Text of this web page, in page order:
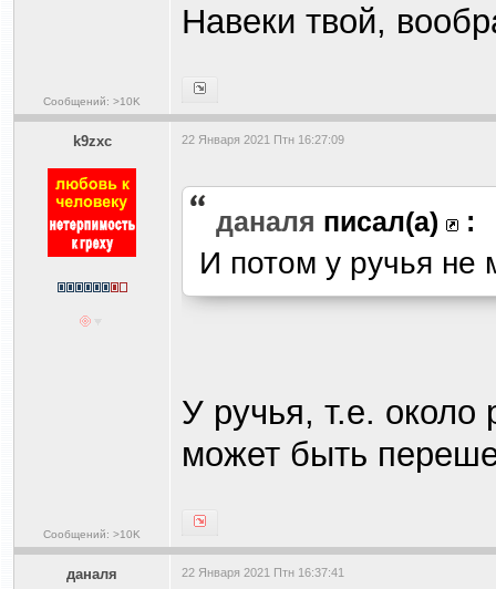
Сообщений: >10K
Навеки твой,
k9zxc
Сообщений: >10K
22 Января 2021 Птн 16:27:09
даналя писал(а) :
И потом у ручья не
У ручья, т.е. около
может быть
даналя 22 Января 2021 Птн 16:37:41